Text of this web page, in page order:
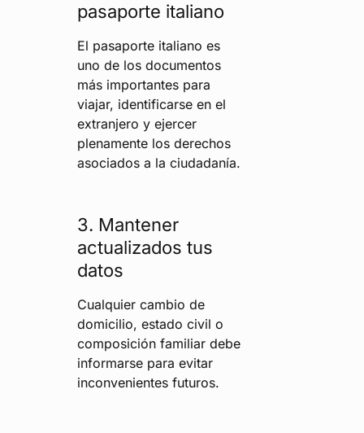
pasaporte italiano
El pasaporte italiano es
uno de los documentos
más importantes para
viajar, identificarse en el
extranjero y ejercer
plenamente los derechos
asociados a la ciudadanía.
3. Mantener
actualizados tus
datos
Cualquier cambio de
domicilio, estado civil o
composición familiar debe
informarse para evitar
inconvenientes futuros.